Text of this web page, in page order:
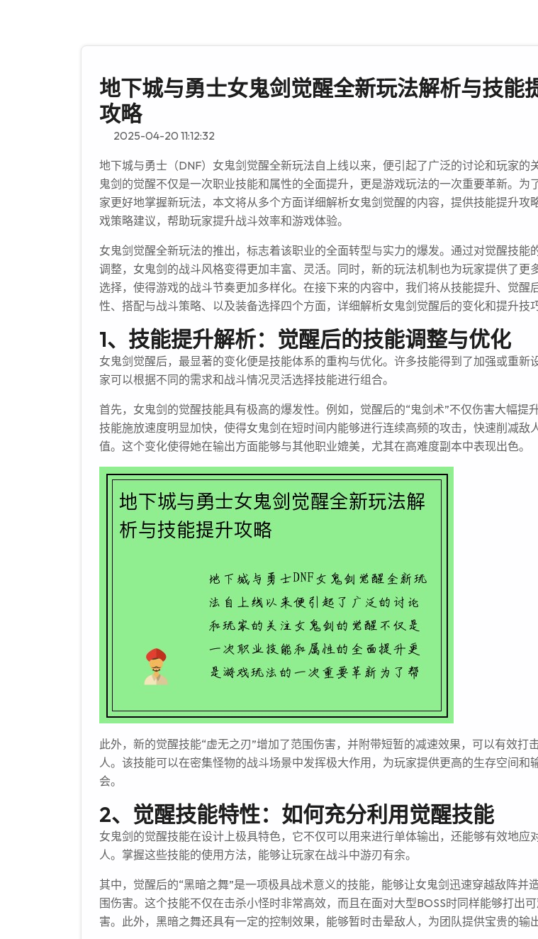
地下城与勇士女鬼剑觉醒全新玩法解析与技能
攻略
2025-04-20 11:12:32
地下城与勇士（DNF）女鬼剑觉醒全新玩法自上线以来，便引起了广泛的讨论和玩家的
鬼剑的觉醒不仅是一次职业技能和属性的全面提升，更是游戏玩法的一次重要革新。为
家更好地掌握新玩法，本文将从多个方面详细解析女鬼剑觉醒的内容，提供技能提升攻
戏策略建议，帮助玩家提升战斗效率和游戏体验。
女鬼剑觉醒全新玩法的推出，标志着该职业的全面转型与实力的爆发。通过对觉醒技能
调整，女鬼剑的战斗风格变得更加丰富、灵活。同时，新的玩法机制也为玩家提供了更
选择，使得游戏的战斗节奏更加多样化。在接下来的内容中，我们将从技能提升、觉醒
性、搭配与战斗策略、以及装备选择四个方面，详细解析女鬼剑觉醒后的变化和提升技巧
1、技能提升解析：觉醒后的技能调整与优化
女鬼剑觉醒后，最显著的变化便是技能体系的重构与优化。许多技能得到了加强或重新
家可以根据不同的需求和战斗情况灵活选择技能进行组合。
首先，女鬼剑的觉醒技能具有极高的爆发性。例如，觉醒后的“鬼剑术”不仅伤害大幅提
技能施放速度明显加快，使得女鬼剑在短时间内能够进行连续高频的攻击，快速削减敌
值。这个变化使得她在输出方面能够与其他职业媲美，尤其在高难度副本中表现出色。
此外，新的觉醒技能“虚无之刃”增加了范围伤害，并附带短暂的减速效果，可以有效打
人。该技能可以在密集怪物的战斗场景中发挥极大作用，为玩家提供更高的生存空间和
会。
2、觉醒技能特性：如何充分利用觉醒技能
女鬼剑的觉醒技能在设计上极具特色，它不仅可以用来进行单体输出，还能够有效地应
人。掌握这些技能的使用方法，能够让玩家在战斗中游刃有余。
其中，觉醒后的“黑暗之舞”是一项极具战术意义的技能，能够让女鬼剑迅速穿越敌阵并
围伤害。这个技能不仅在击杀小怪时非常高效，而且在面对大型BOSS时同样能够打出
害。此外，黑暗之舞还具有一定的控制效果，能够暂时击晕敌人，为团队提供宝贵的输出